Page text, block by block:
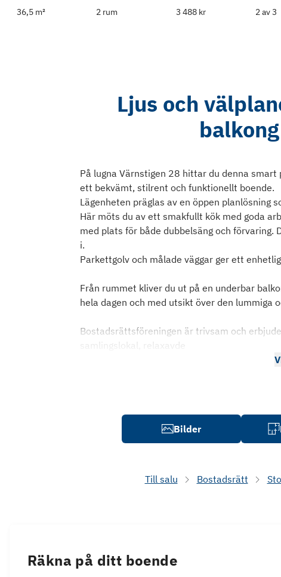
36,5 m²
2 rum
3 488 kr
2 av 3
Ljus och
På lugna Värnstigen 28 hittar du denna
ett bekvämt, stilrent och funktionellt boende.
Lägenheten präglas av en öppen planlösning
Här möts du av ett smakfullt kök med goda
med plats för både dubbelsäng och
i.
Parkettgolv och målade väggar ger ett
Från rummet kliver du ut på en underbar
hela dagen och med utsikt över den lummiga
Bostadsrättsföreningen är trivsam och
samlingslokal, relaxavde
Bilder
Till salu Bostadsrätt
Räkna på ditt boende